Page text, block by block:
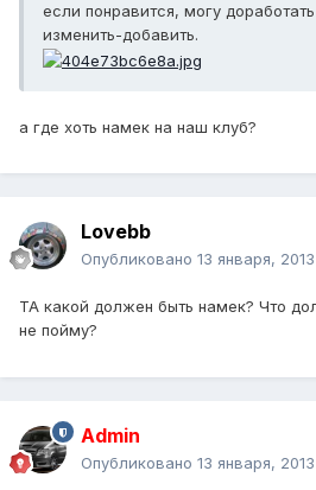
если понравится, могу
изменить-добавить.
а где хоть намек на наш клуб?
Lovebb
Опубликовано 13 января, 2013
ТА какой должен быть намек? Что
не пойму?
Admin
Опубликовано 13 января, 2013